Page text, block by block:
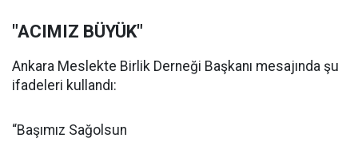
"ACIMIZ BÜYÜK"
Ankara Meslekte Birlik Derneği Başkanı mesajında şu
ifadeleri kullandı:
“Başımız Sağolsun